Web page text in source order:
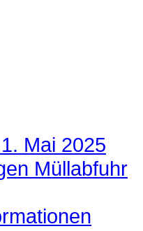
Mai 2025
Müllabfuhr